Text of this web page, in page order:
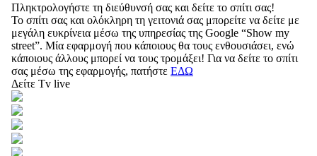
Πληκτρολογήστε τη διεύθυνσή σας και δείτε το σπίτι σας!
Το σπίτι σας και ολόκληρη τη γειτονιά σας μπορείτε να δείτε με
μεγάλη ευκρίνεια μέσω της υπηρεσίας της Google “Show my
street”. Μία εφαρμογή που κάποιους θα τους ενθουσιάσει, ενώ
κάποιους άλλους μπορεί να τους τρομάξει! Για να δείτε το σπίτι
σας μέσω της εφαρμογής, πατήστε ΕΔΩ
Δείτε Tv live